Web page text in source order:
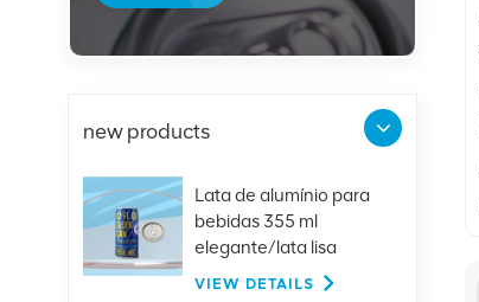
new products
Lata de alumínio para
bebidas 355 ml
elegante/lata lisa
VIEW DETAILS